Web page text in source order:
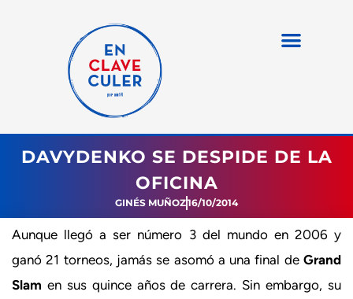
DAVYDENKO SE DESPIDE DE LA
OFICINA
GINÉS MUÑOZ16/10/2014
Aunque llegó a ser número 3 del mundo en 2006 y
ganó 21 torneos, jamás se asomó a una final de Grand
Slam en sus quince años de carrera. Sin embargo, su